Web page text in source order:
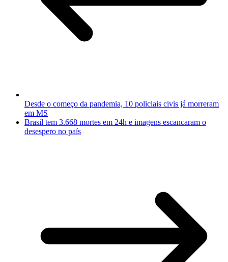
Desde o começo da pandemia, 10 policiais civis já morreram
em MS
Brasil tem 3.668 mortes em 24h e imagens escancaram o
desespero no país